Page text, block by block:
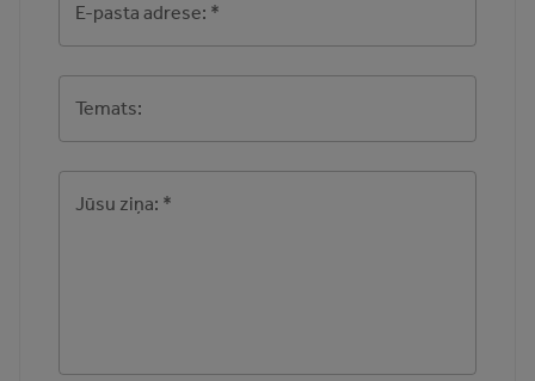
E-pasta adrese: *
Temats:
Jūsu ziņa: *